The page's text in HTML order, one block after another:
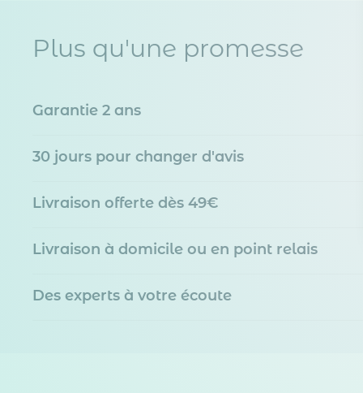
Plus qu'une promesse
Garantie 2 ans
30 jours pour changer d'avis
Livraison offerte dès 49€
Livraison à domicile ou en point relais
Des experts à votre écoute